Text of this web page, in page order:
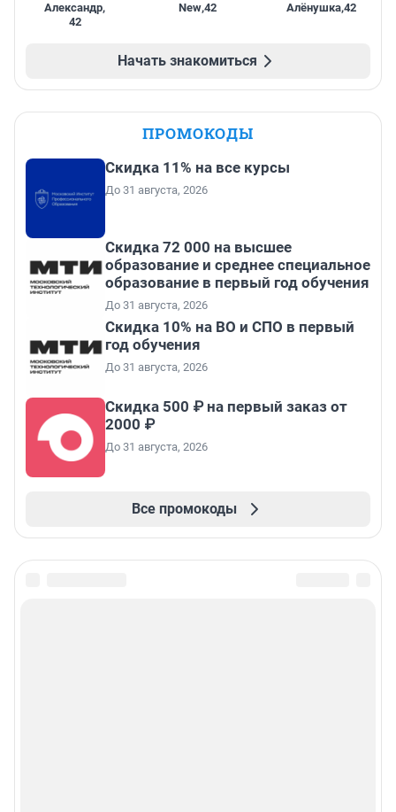
Александр,
42
New,42 Алёнушка,42
Начать знакомиться
ПРОМОКОДЫ
Скидка 11% на все курсы
До 31 августа, 2026
Скидка 72 000 на высшее
образование и среднее специальное
образование в первый год обучения
До 31 августа, 2026
Скидка 10% на ВО и СПО в первый
год обучения
До 31 августа, 2026
Скидка 500 ₽ на первый заказ от
2000 ₽
До 31 августа, 2026
Все промокоды